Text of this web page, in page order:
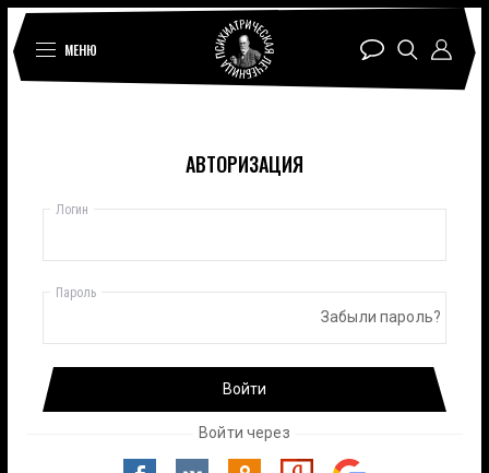
МЕНЮ
АВТОРИЗАЦИЯ
Логин
Пароль
Забыли пароль?
Войти
Войти через